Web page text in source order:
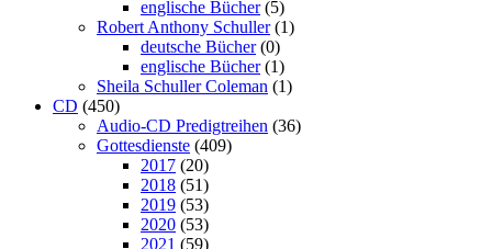
englische Bücher (5)
Robert Anthony Schuller (1)
deutsche Bücher (0)
englische Bücher (1)
Sheila Schuller Coleman (1)
CD (450)
Audio-CD Predigtreihen (36)
Gottesdienste (409)
2017 (20)
2018 (51)
2019 (53)
2020 (53)
2021 (59)